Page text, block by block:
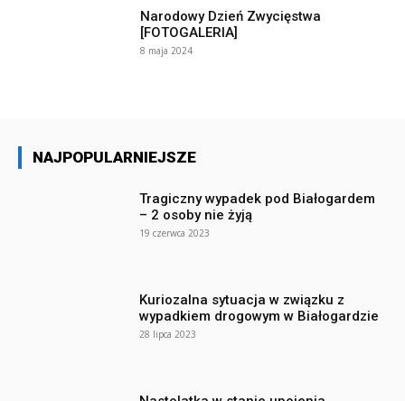
Narodowy Dzień Zwycięstwa
[FOTOGALERIA]
8 maja 2024
NAJPOPULARNIEJSZE
Tragiczny wypadek pod Białogardem
– 2 osoby nie żyją
19 czerwca 2023
Kuriozalna sytuacja w związku z
wypadkiem drogowym w Białogardzie
28 lipca 2023